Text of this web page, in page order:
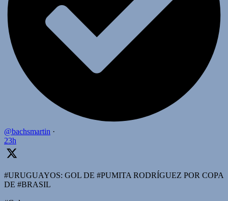
@bachsmartin ·
23h
#URUGUAYOS: GOL DE #PUMITA RODRÍGUEZ POR COPA
DE #BRASIL